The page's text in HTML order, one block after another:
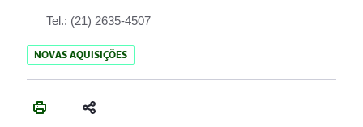
Tel.: (21) 2635-4507
NOVAS AQUISIÇÕES